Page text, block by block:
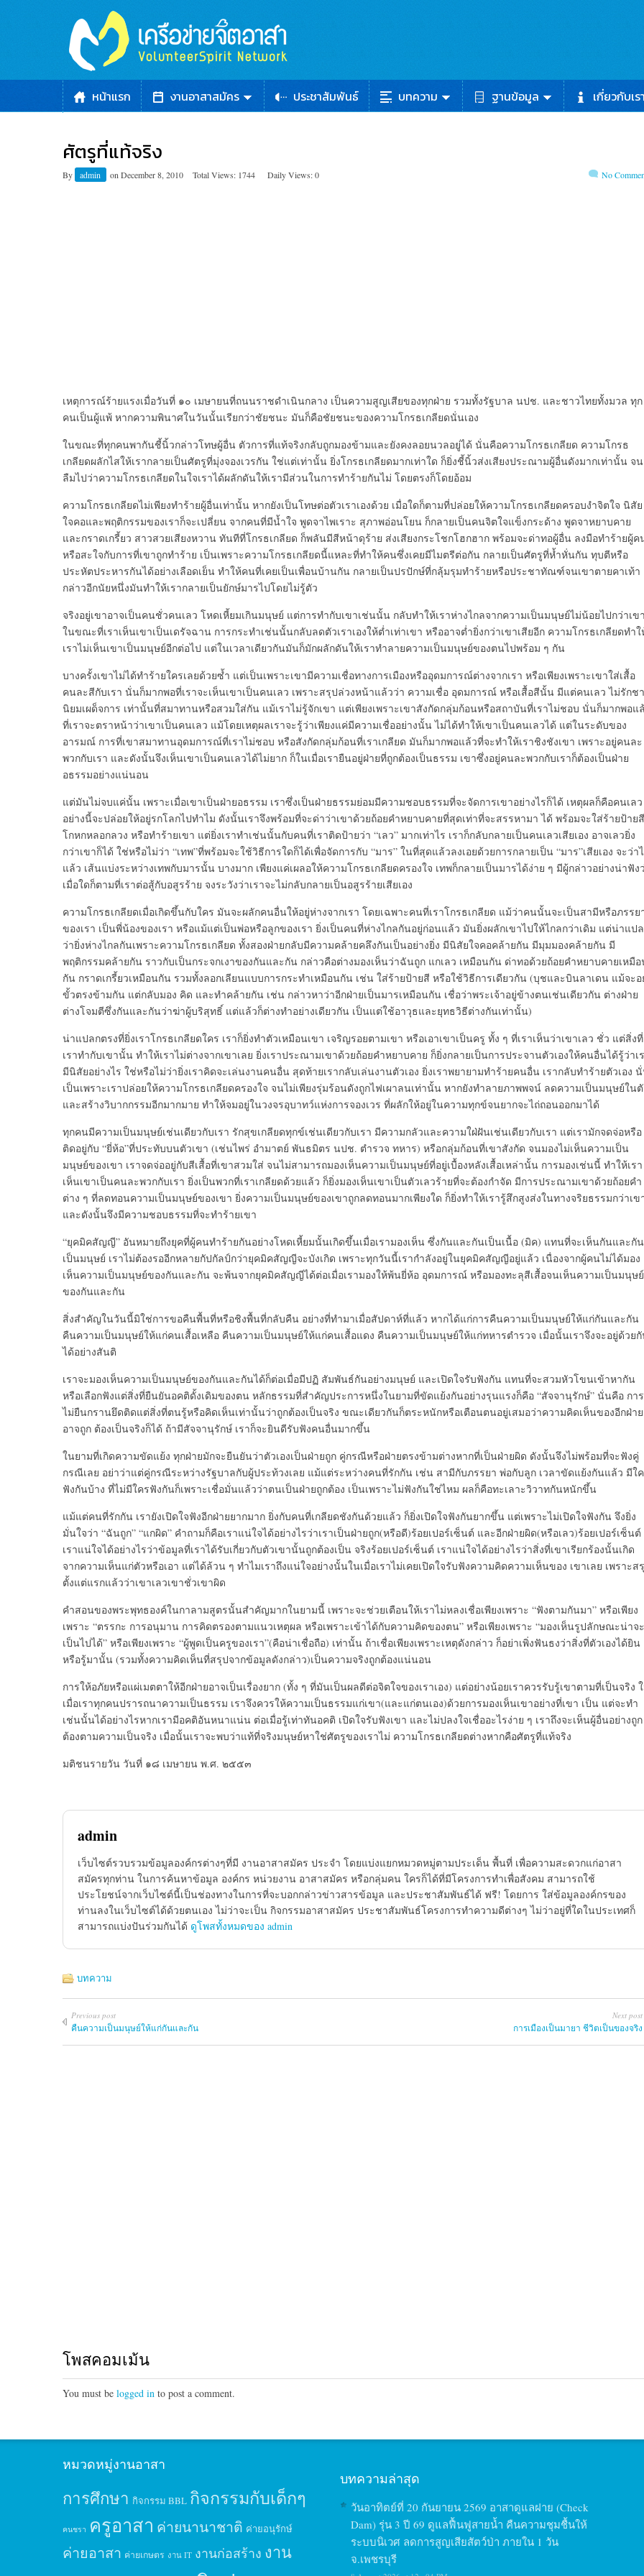
หน้าแรก งานอาสาสมัคร ประชาสัมพันธ์ บทความ ฐานข้อมูล เกี่ยวกับเร
ศัตรูที่แท้จริง
By admin on December 8, 2010 Total Views: 1744 Daily Views: 0 No
เหตุการณ์ร้ายแรงเมื่อวันที่ ๑๐ เมษายนที่ถนนราชดำเนินกลาง เป็นความสูญเสียของทุกฝ่าย รวมทั้งรัฐบาล นปช. และชาวไทยทั้งมวล ทุก
คนเป็นผู้แพ้ หากความพินาศในวันนั้นเรียกว่าชัยชนะ มันก็คือชัยชนะของความโกรธเกลียดนั่นเอง
ในขณะที่ทุกคนพากันชี้นิ้วกล่าวโทษผู้อื่น ตัวการที่แท้จริงกลับถูกมองข้ามและยังคงลอยนวลอยู่ได้ นั่นคือความโกรธเกลียด ความโกรธ
เกลียดผลักไสให้เรากลายเป็นศัตรูที่มุ่งจองเวรกัน ใช่แต่เท่านั้น ยิ่งโกรธเกลียดมากเท่าใด ก็ยิ่งชี้นิ้วส่งเสียงประณามผู้อื่นดังมากเท่านั้น จน
ลืมไปว่าความโกรธเกลียดในใจเราได้ผลักดันให้เรามีส่วนในการทำร้ายกันไม่ โดยตรงก็โดยอ้อม
ความโกรธเกลียดไม่เพียงทำร้ายผู้อื่นเท่านั้น หากยังเป็นโทษต่อตัวเราเองด้วย เมื่อใดก็ตามที่ปล่อยให้ความโกรธเกลียดครอบงำจิตใจ นิสัย
ใจคอและพฤติกรรมของเราก็จะเปลี่ยน จากคนที่มีน้ำใจ พูดจาไพเราะ สุภาพอ่อนโยน ก็กลายเป็นคนจิตใจแข็งกระด้าง พูดจาหยาบคาย
และกราดเกรี้ยว สาวสวยเสียงหวาน ทันทีที่โกรธเกลียด ก็พลันมีสีหน้าดุร้าย ส่งเสียงกระโชกโฮกฮาก พร้อมจะด่าทอผู้อื่น ลงมือทำร้ายผู้ค
หรือสะใจกับการที่เขาถูกทำร้าย เป็นเพราะความโกรธเกลียดนี้แหละที่ทำให้คนซึ่งเคยมีไมตรีต่อกัน กลายเป็นศัตรูที่ห้ำหั่นกัน ทุบตีหรือ
ประหัตประหารกันได้อย่างเลือดเย็น ทำให้คนที่เคยเป็นเพื่อนบ้านกัน กลายเป็นปรปักษ์ที่กลุ้มรุมทำร้ายหรือประชาทัณฑ์จนเขาตายคาเท้า
กล่าวอีกนัยหนึ่งมันทำให้เรากลายเป็นยักษ์มารไปโดยไม่รู้ตัว
จริงอยู่เขาอาจเป็นคนชั่วคนเลว โหดเหี้ยมเกินมนุษย์ แต่การทำกับเขาเช่นนั้น กลับทำให้เราห่างไกลจากความเป็นมนุษย์ไม่น้อยไปกว่าเข
ในขณะที่เราเห็นเขาเป็นเดรัจฉาน การกระทำเช่นนั้นกลับลดตัวเราเองให้ต่ำเท่าเขา หรืออาจต่ำยิ่งกว่าเขาเสียอีก ความโกรธเกลียดทำใ
เราไม่เห็นเขาเป็นมนุษย์อีกต่อไป แต่ในเวลาเดียวกันมันก็มักผลักดันให้เราทำลายความเป็นมนุษย์ของตนไปพร้อม ๆ กัน
บางครั้งเขาไม่ได้ทำร้ายใครเลยด้วยซ้ำ แต่เป็นเพราะเขามีความเชื่อทางการเมืองหรืออุดมการณ์ต่างจากเรา หรือเพียงเพราะเขาใส่เสื้อ
คนละสีกับเรา นั่นก็มากพอที่เราจะเห็นเขาเป็นคนเลว เพราะสรุปล่วงหน้าแล้วว่า ความเชื่อ อุดมการณ์ หรือเสื้อสีนั้น มีแต่คนเลว ไม่รักช
นิยมเผด็จการ เท่านั้นที่สมาทานหรือสวมใส่กัน แม้เราไม่รู้จักเขา แต่เพียงเพราะเขาสังกัดกลุ่มก้อนหรือสถาบันที่เราไม่ชอบ นั่นก็มากพอแ
ที่เราจะตราหน้าว่าเขาเป็นคนเลว แม้โดยเหตุผลเราจะรู้ว่าเพียงแค่มีความเชื่ออย่างนั้น ไม่ได้ทำให้เขาเป็นคนเลวได้ แต่ในระดับของ
อารมณ์ การที่เขาสมาทานอุดมการณ์ที่เราไม่ชอบ หรือสังกัดกลุ่มก้อนที่เราเกลียด มันก็มากพอแล้วที่จะทำให้เราชิงชังเขา เพราะอยู่คนละ
พวกกับเรา และดังนั้นจึงเห็นเขาเป็นคนเลวได้ไม่ยาก ก็ในเมื่อเรายืนอยู่ฝ่ายที่ถูกต้องเป็นธรรม เขาซึ่งอยู่คนละพวกกับเราก็ต้องเป็นฝ่าย
อธรรมอย่างแน่นอน
แต่มันไม่จบแค่นั้น เพราะเมื่อเขาเป็นฝ่ายอธรรม เราซึ่งเป็นฝ่ายธรรมย่อมมีความชอบธรรมที่จะจัดการเขาอย่างไรก็ได้ เหตุผลก็คือคนเลว
อย่างนี้จะปล่อยให้อยู่รกโลกไปทำไม ดังนั้นเราจึงพร้อมที่จะด่าว่าเขาด้วยถ้อยคำหยาบคายที่สุดเท่าที่จะสรรหามา ได้ พร้อมจะใส่ร้ายป้ายสี
โกหกหลอกลวง หรือทำร้ายเขา แต่ยิ่งเราทำเช่นนั้นกับคนที่เราติดป้ายว่า “เลว” มากเท่าไร เราก็กลับกลายเป็นคนเลวเสียเอง อาจเลวยิ่ง
กว่าเขาก็ได้ ใช่หรือไม่ว่า “เทพ”ที่พร้อมจะใช้วิธีการใดก็ได้เพื่อจัดการกับ “มาร” ในที่สุดแล้วลงเอยด้วยการกลายเป็น “มาร”เสียเอง จะว่า
แล้ว เส้นแบ่งระหว่างเทพกับมารนั้น บางมาก เพียงแค่เผลอให้ความโกรธเกลียดครองใจ เทพก็กลายเป็นมารได้ง่าย ๆ มีผู้กล่าวอย่างน่าฟัง
เมื่อใดก็ตามที่เราต่อสู้กับอสูรร้าย จงระวังว่าเราจะไม่กลับกลายเป็นอสูรร้ายเสียเอง
ความโกรธเกลียดเมื่อเกิดขึ้นกับใคร มันจะผลักคนอื่นให้อยู่ห่างจากเรา โดยเฉพาะคนที่เราโกรธเกลียด แม้ว่าคนนั้นจะเป็นสามีหรือภรรย
ของเรา เป็นพี่น้องของเรา หรือแม้แต่เป็นพ่อหรือลูกของเรา ยิ่งเป็นคนที่ห่างไกลกันอยู่ก่อนแล้ว มันยิ่งผลักเขาไปให้ไกลกว่าเดิม แต่น่าแป
ว่ายิ่งห่างไกลกันเพราะความโกรธเกลียด ทั้งสองฝ่ายกลับมีความคล้ายคลึงกันเป็นอย่างยิ่ง มีนิสัยใจคอคล้ายกัน มีมุมมองคล้ายกัน มี
พฤติกรรมคล้ายกัน ราวกับเป็นกระจกเงาของกันและกัน กล่าวคือต่างมองเห็นว่าฉันถูก แกเลว เหมือนกัน ด่าทอด้วยถ้อยคำหยาบคายเหมื
กัน กราดเกรี้ยวเหมือนกัน รวมทั้งลอกเลียนแบบการกระทำเหมือนกัน เช่น ใส่ร้ายป้ายสี หรือใช้วิธีการเดียวกัน (บุชและบินลาเดน แม้จะอ
ขั้วตรงข้ามกัน แต่กลับมอง คิด และทำคล้ายกัน เช่น กล่าวหาว่าอีกฝ่ายเป็นมารเหมือนกัน เชื่อว่าพระเจ้าอยู่ข้างตนเช่นเดียวกัน ต่างฝ่าย
ต่างโจมตีซึ่งกันและกันว่าฆ่าผู้บริสุทธิ์ แต่แล้วก็ต่างทำอย่างเดียวกัน เป็นแต่ใช้อาวุธและยุทธวิธีต่างกันเท่านั้น)
น่าแปลกตรงที่ยิ่งเราโกรธเกลียดใคร เราก็ยิ่งทำตัวเหมือนเขา เจริญรอยตามเขา หรือเอาเขาเป็นครู ทั้ง ๆ ที่เราเห็นว่าเขาเลว ชั่ว แต่สิ่งที่
เราทำกับเขานั้น ทำให้เราไม่ต่างจากเขาเลย ยิ่งเราประณามเขาด้วยถ้อยคำหยาบคาย ก็ยิ่งกลายเป็นการประจานตัวเองให้คนอื่นได้รู้ว่าเ
มีนิสัยอย่างไร ใช่หรือไม่ว่ายิ่งเราคิดจะเล่นงานคนอื่น สุดท้ายเรากลับเล่นงานตัวเอง ยิ่งเราพยายามทำร้ายคนอื่น เรากลับทำร้ายตัวเอง
เป็นเพราะเราปล่อยให้ความโกรธเกลียดครองใจ จนไม่เพียงรุ่มร้อนดังถูกไฟเผาลนเท่านั้น หากยังทำลายภาพพจน์ ลดความเป็นมนุษย์ใน
และสร้างวิบากกรรมอีกมากมาย ทำให้จมอยู่ในวงจรอุบาทว์แห่งการจองเวร ที่ผลักให้อยู่ในความทุกข์จนยากจะไถ่ถอนออกมาได้
ทุกคนมีความเป็นมนุษย์เช่นเดียวกับเรา รักสุขเกลียดทุกข์เช่นเดียวกับเรา มีความกลัวและความใฝ่ฝันเช่นเดียวกับเรา แต่เรามักจดจ่อหรือ
ติดอยู่กับ “ยี่ห้อ”ที่ประทับบนตัวเขา (เช่นไพร่ อำมาตย์ พันธมิตร นปช. ตำรวจ ทหาร) หรือกลุ่มก้อนที่เขาสังกัด จนมองไม่เห็นความเป็น
มนุษย์ของเขา เราจดจ่ออยู่กับสีเสื้อที่เขาสวมใส่ จนไม่สามารถมองเห็นความเป็นมนุษย์ที่อยู่เบื้องหลังเสื้อเหล่านั้น การมองเช่นนี้ ทำให้เรา
เห็นเขาเป็นคนละพวกกับเรา ยิ่งเป็นพวกที่เราเกลียดด้วยแล้ว ก็ยิ่งมองเห็นเขาเป็นตัวเลวร้ายที่จะต้องกำจัด มีการประณามเขาด้วยถ้อยคำ
ต่าง ๆ ที่ลดทอนความเป็นมนุษย์ของเขา ยิ่งความเป็นมนุษย์ของเขาถูกลดทอนมากเพียงใด ก็ยิ่งทำให้เรารู้สึกสูงส่งในทางจริยธรรมกว่าเข
และดังนั้นจึงมีความชอบธรรมที่จะทำร้ายเขา
“ยุคมิคสัญญี” อันหมายถึงยุคที่ผู้คนทำร้ายกันอย่างโหดเหี้ยมนั้นเกิดขึ้นเมื่อเรามองเห็น ซึ่งกันและกันเป็นเนื้อ (มิค) แทนที่จะเห็นกันและกัน
เป็นมนุษย์ เราไม่ต้องรออีกหลายกัปกัลป์กว่ายุคมิคสัญญีจะบังเกิด เพราะทุกวันนี้เรากำลังอยู่ในยุคมิคสัญญีอยู่แล้ว เนื่องจากผู้คนไม่ได้มอง
เห็นความเป็นมนุษย์ของกันและกัน จะพ้นจากยุคมิคสัญญีได้ต่อเมื่อเรามองให้พ้นยี่ห้อ อุดมการณ์ หรือมองทะลุสีเสื้อจนเห็นความเป็นมนุษย์
ของกันและกัน
สิ่งสำคัญในวันนี้มิใช่การขอคืนพื้นที่หรือชิงพื้นที่กลับคืน อย่างที่ทำมาเมื่อสัปดาห์ที่แล้ว หากได้แก่การคืนความเป็นมนุษย์ให้แก่กันและกัน
คืนความเป็นมนุษย์ให้แก่คนเสื้อเหลือ คืนความเป็นมนุษย์ให้แก่คนเสื้อแดง คืนความเป็นมนุษย์ให้แก่ทหารตำรวจ เมื่อนั้นเราจึงจะอยู่ด้วย
ได้อย่างสันติ
เราจะมองเห็นความเป็นมนุษย์ของกันและกันได้ก็ต่อเมื่อมีปฏิ สัมพันธ์กันอย่างมนุษย์ และเปิดใจรับฟังกัน แทนที่จะสวมหัวโขนเข้าหากัน
หรือเลือกฟังแต่สิ่งที่ยืนยันอคติดั้งเดิมของตน หลักธรรมที่สำคัญประการหนึ่งในยามที่ขัดแย้งกันอย่างรุนแรงก็คือ “สัจจานุรักษ์” นั่นคือ การ
ไม่ยืนกรานยึดติดแต่สิ่งที่ตนรู้หรือคิดเห็นเท่านั้นว่าถูกต้องเป็นจริง ขณะเดียวกันก็ตระหนักหรือเตือนตนอยู่เสมอว่าความคิดเห็นของอีกฝ่าย
อาจถูก ต้องเป็นจริงก็ได้ ถ้ามีสัจจานุรักษ์ เราก็จะยินดีรับฟังคนอื่นมากขึ้น
ในยามที่เกิดความขัดแย้ง ทุกฝ่ายมักจะยืนยันว่าตัวเองเป็นฝ่ายถูก คู่กรณีหรือฝ่ายตรงข้ามต่างหากที่เป็นฝ่ายผิด ดังนั้นจึงไม่พร้อมที่จะฟังคู่
กรณีเลย อย่าว่าแต่คู่กรณีระหว่างรัฐบาลกับผู้ประท้วงเลย แม้แต่ระหว่างคนที่รักกัน เช่น สามีกับภรรยา พ่อกับลูก เวลาขัดแย้งกันแล้ว มีใ
ฟังกันบ้าง ที่ไม่มีใครฟังกันก็เพราะเชื่อมั่นแล้วว่าตนเป็นฝ่ายถูกต้อง เป็นเพราะไม่ฟังกันใช่ไหม ผลก็คือทะเลาะวิวาทกันหนักขึ้น
แม้แต่คนที่รักกัน เรายังเปิดใจฟังอีกฝ่ายยากมาก ยิ่งกับคนที่เกลียดชังกันด้วยแล้ว ก็ยิ่งเปิดใจฟังกันยากขึ้น แต่เพราะไม่เปิดใจฟังกัน จึงยิ่ง
มั่นใจว่า “ฉันถูก” “แกผิด” คำถามก็คือเราแน่ใจได้อย่างไรว่าเราเป็นฝ่ายถูก(หรือดี)ร้อยเปอร์เซ็นต์ และอีกฝ่ายผิด(หรือเลว)ร้อยเปอร์เซ็นต์
เราแน่ใจได้อย่างไรว่าข้อมูลที่เราได้รับเกี่ยวกับตัวเขานั้นถูกต้องเป็น จริงร้อยเปอร์เซ็นต์ เราแน่ใจได้อย่างไรว่าสิ่งที่เขาเรียกร้องนั้นเกิด
จากความเห็นแก่ตัวหรือเอา แต่ได้ล้วน ๆ ทำไมเราถึงแน่ใจอย่างนั้นในเมื่อเราไม่เคยเปิดใจรับฟังความคิดความเห็นของ เขาเลย เพราะส
ตั้งแต่แรกแล้วว่าเขาเลวเขาชั่วเขาผิด
คำสอนของพระพุทธองค์ในกาลามสูตรนั้นสำคัญมากในยามนี้ เพราะจะช่วยเตือนให้เราไม่หลงเชื่อเพียงเพราะ “ฟังตามกันมา” หรือเพียง
เพราะ “ตรรกะ การอนุมาน การคิดตรองตามแนวเหตุผล หรือเพราะเข้าได้กับความคิดของตน” หรือเพียงเพราะ “มองเห็นรูปลักษณะน่าจะ
เป็นไปได้” หรือเพียงเพราะ “ผู้พูดเป็นครูของเรา”(คือน่าเชื่อถือ) เท่านั้น ถ้าเชื่อเพียงเพราะเหตุดังกล่าว ก็อย่าเพิ่งฟันธงว่าสิ่งที่ตัวเองได้ยิน
หรือรู้มานั้น (รวมทั้งความคิดเห็นที่สรุปจากข้อมูลดังกล่าว)เป็นความจริงถูกต้องแน่นอน
การให้อภัยหรือแผ่เมตตาให้อีกฝ่ายอาจเป็นเรื่องยาก (ทั้ง ๆ ที่มันเป็นผลดีต่อจิตใจของเราเอง) แต่อย่างน้อยเราควรรับรู้เขาตามที่เป็นจริง
เมื่อเราทุกคนปรารถนาความเป็นธรรม เราจึงควรให้ความเป็นธรรมแก่เขา(และแก่ตนเอง)ด้วยการมองเห็นเขาอย่างที่เขา เป็น แต่จะทำ
เช่นนั้นได้อย่างไรหากเรามีอคติอันหนาแน่น ต่อเมื่อรู้เท่าทันอคติ เปิดใจรับฟังเขา และไม่ปลงใจเชื่ออะไรง่าย ๆ เราถึงจะเห็นผู้อื่นอย่างถูก
ต้องตามความเป็นจริง เมื่อนั้นเราจะพบว่าแท้ที่จริงมนุษย์หาใช่ศัตรูของเราไม่ ความโกรธเกลียดต่างหากคือศัตรูที่แท้จริง
มติชนรายวัน วันที่ ๑๘ เมษายน พ.ศ. ๒๕๕๓
admin
เว็บไซต์รวบรวมข้อมูลองค์กรต่างๆที่มี งานอาสาสมัคร ประจำ โดยแบ่งแยกหมวดหมู่ตามประเด็น พื้นที่ เพื่อความสะดวกแก่อาสา
สมัครทุกท่าน ในการค้นหาข้อมูล องค์กร หน่วยงาน อาสาสมัคร หรือกลุ่มคน ใครก็ได้ที่มีโครงการทำเพื่อสังคม สามารถใช้
ประโยชน์จากเว็บไซต์นี้เป็นช่องทางในการที่จะบอกกล่าวข่าวสารข้อมูล และประชาสัมพันธ์ได้ ฟรี! โดยการ ใส่ข้อมูลองค์กรของ
ท่านลงในเว็บไซต์ได้ด้วยตนเอง ไม่ว่าจะเป็น กิจกรรมอาสาสมัคร ประชาสัมพันธ์โครงการทำความดีต่างๆ ไม่ว่าอยู่ที่ใดในประเทศก็
สามารถแบ่งปันร่วมกันได้ ดูโพสทั้งหมดของ admin
บทความ
Previous post
คืนความเป็นมนุษย์ให้แก่กันและกัน
Next post
การเมืองเป็นมายา ชีวิตเป็นของจริง
โพสคอมเม้น
You must be logged in to post a comment.
หมวดหมู่งานอาสา
การศึกษา กิจกรรม BBL กิจกรรมกับเด็กๆ
คนชรา ครูอาสา ค่ายนานาชาติ ค่ายอนุรักษ์
ค่ายอาสา ค่ายเกษตร งาน IT งานก่อสร้าง งาน
บทความล่าสุด
วันอาทิตย์ที่ 20 กันยายน 2569 อาสาดูแลฝาย (Check
Dam) รุ่น 3 ปี 69 ดูแลฟื้นฟูสายน้ำ คืนความชุมชื้นให้
ระบบนิเวศ ลดการสูญเสียสัตว์ป่า ภายใน 1 วัน
จ.เพชรบุรี